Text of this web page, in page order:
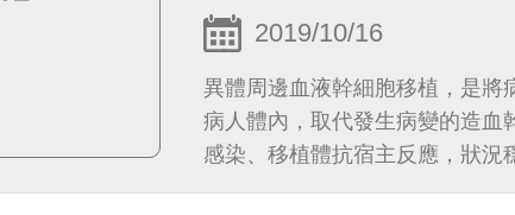
2019/10/16
異體周邊血液幹細胞移植，是將
病人體內，取代發生病變的造血
感染、移植體抗宿主反應，狀況